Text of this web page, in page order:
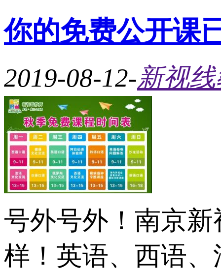
你的免费公开课
2019-08-12-新视
号外号外！南京
样！英语、西语、